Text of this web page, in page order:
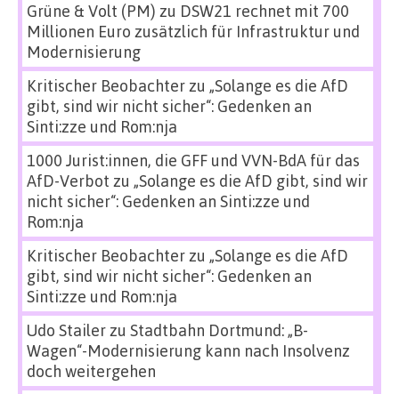
Grüne & Volt (PM) zu DSW21 rechnet mit 700
Millionen Euro zusätzlich für Infrastruktur und
Modernisierung
Kritischer Beobachterzu „Solange es die AfD
gibt, sind wir nicht sicher“: Gedenken an
Sinti:zze und Rom:nja
1000 Jurist:innen, die GFF und VVN-BdA für das
AfD-Verbot zu „Solange es die AfD gibt, sind wir
nicht sicher“: Gedenken an Sinti:zze und
Rom:nja
Kritischer Beobachterzu „Solange es die AfD
gibt, sind wir nicht sicher“: Gedenken an
Sinti:zze und Rom:nja
Udo Stailerzu Stadtbahn Dortmund: „B-
Wagen“-Modernisierung kann nach Insolvenz
doch weitergehen